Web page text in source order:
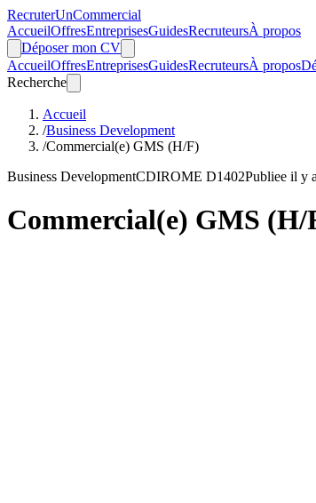
RecruterUnCommercial
AccueilOffresEntreprisesGuidesRecruteursÀ propos
Déposer mon CV
AccueilOffresEntreprisesGuidesRecruteursÀ propos
Recherche
Accueil
/Business Development
/Commercial(e) GMS (H/F)
Business DevelopmentCDIROME D1402Publiee il y
Commercial(e) GMS (H/